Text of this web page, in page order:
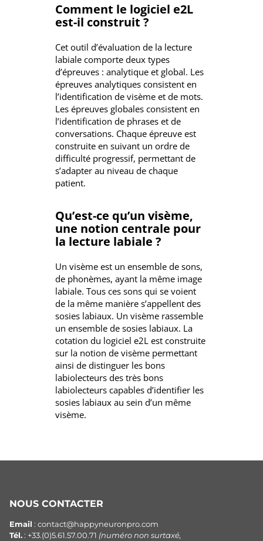
Comment le logiciel e2L
est-il construit ?
Cet outil d’évaluation de la lecture
labiale comporte deux types
d’épreuves : analytique et global. Les
épreuves analytiques consistent en
l’identification de visème et de mots.
Les épreuves globales consistent en
l’identification de phrases et de
conversations. Chaque épreuve est
construite en suivant un ordre de
difficulté progressif, permettant de
s’adapter au niveau de chaque
patient.
Qu’est-ce qu’un visème,
une notion centrale pour
la lecture labiale ?
Un visème est un ensemble de sons,
de phonèmes, ayant la même image
labiale. Tous ces sons qui se voient
de la même manière s’appellent des
sosies labiaux. Un visème rassemble
un ensemble de sosies labiaux. La
cotation du logiciel e2L est construite
sur la notion de visème permettant
ainsi de distinguer les bons
labiolecteurs des très bons
labiolecteurs capables d’identifier les
sosies labiaux au sein d’un même
visème.
NOUS CONTACTER
Email : contact@happyneuronpro.com
Tél. : +33.(0)5.61.57.00.71 (numéro non surtaxé,